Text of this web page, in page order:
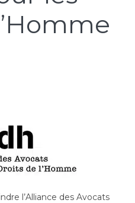
l’Alliance des Avocats